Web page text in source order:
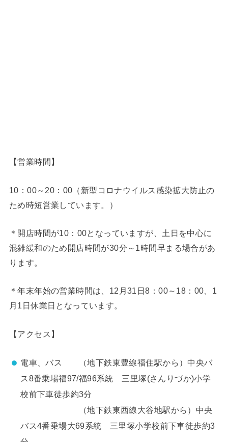
【営業時間】
10：00～20：00（新型コロナウイルス感染拡大防止の
ため時短営業しています。）
＊開店時間が10：00となっていますが、土日を中心に
混雑緩和のため開店時間が30分～1時間早まる場合があ
ります。
＊年末年始の営業時間は、12月31日8：00～18：00、1
月1日休業日となっています。
【アクセス】
電車、バス （地下鉄東豊線福住駅から）中央バ
ス8番乗場福97/福96系統 三里塚(さんりづか)小学
校前下車徒歩約3分
（地下鉄東西線大谷地駅から）中央
バス4番乗場大69系統 三里塚小学校前下車徒歩約3